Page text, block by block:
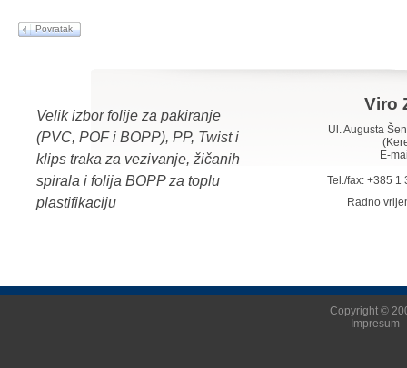
Povratak
Velik izbor folije za pakiranje
(PVC, POF i BOPP), PP, Twist i
klips traka za vezivanje, žičanih
spirala i folija BOPP za toplu
plastifikaciju
Viro
Ul. Augusta
E-
Tel./fax: +385 1
Radno
Copyright ©
Impresum